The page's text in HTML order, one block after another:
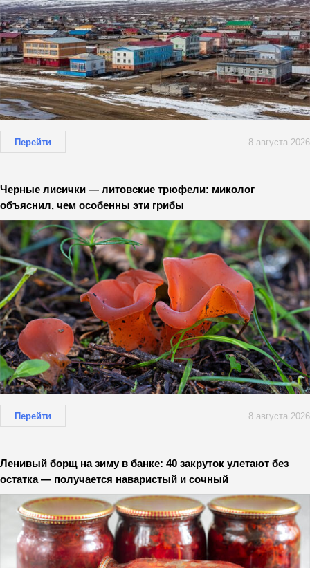
Перейти 8 августа 2026
Черные лисички — литовские трюфели: миколог
объяснил, чем особенны эти грибы
Перейти 8 августа 2026
Ленивый борщ на зиму в банке: 40 закруток улетают без
остатка — получается наваристый и сочный